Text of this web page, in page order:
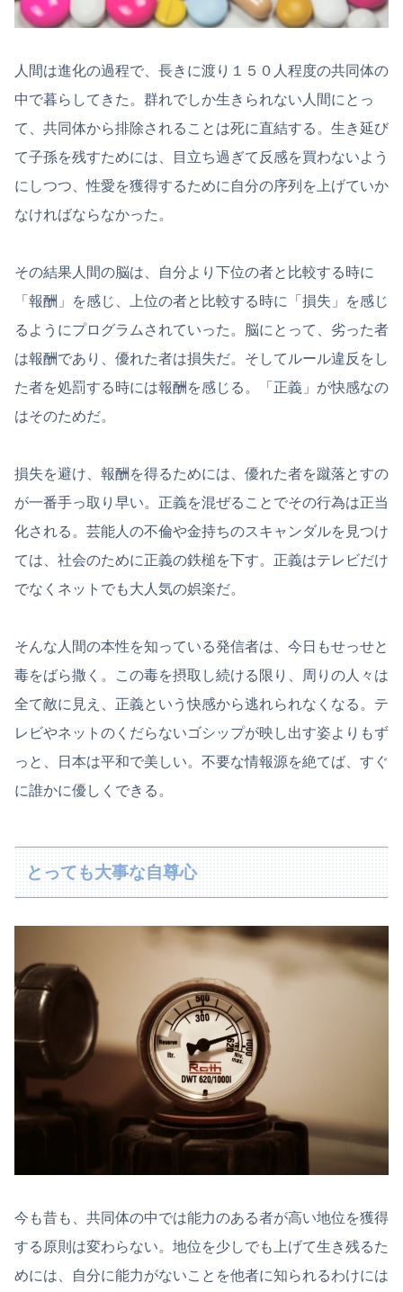
人間は進化の過程で、長きに渡り１５０人程度の共同体の
中で暮らしてきた。群れでしか生きられない人間にとっ
て、共同体から排除されることは死に直結する。生き延び
て子孫を残すためには、目立ち過ぎて反感を買わないよう
にしつつ、性愛を獲得するために自分の序列を上げていか
なければならなかった。
その結果人間の脳は、自分より下位の者と比較する時に
「報酬」を感じ、上位の者と比較する時に「損失」を感じ
るようにプログラムされていった。脳にとって、劣った者
は報酬であり、優れた者は損失だ。そしてルール違反をし
た者を処罰する時には報酬を感じる。「正義」が快感なの
はそのためだ。
損失を避け、報酬を得るためには、優れた者を蹴落とすの
が一番手っ取り早い。正義を混ぜることでその行為は正当
化される。芸能人の不倫や金持ちのスキャンダルを見つけ
ては、社会のために正義の鉄槌を下す。正義はテレビだけ
でなくネットでも大人気の娯楽だ。
そんな人間の本性を知っている発信者は、今日もせっせと
毒をばら撒く。この毒を摂取し続ける限り、周りの人々は
全て敵に見え、正義という快感から逃れられなくなる。テ
レビやネットのくだらないゴシップが映し出す姿よりもず
っと、日本は平和で美しい。不要な情報源を絶てば、すぐ
に誰かに優しくできる。
とっても大事な自尊心
今も昔も、共同体の中では能力のある者が高い地位を獲得
する原則は変わらない。地位を少しでも上げて生き残るた
めには、自分に能力がないことを他者に知られるわけには